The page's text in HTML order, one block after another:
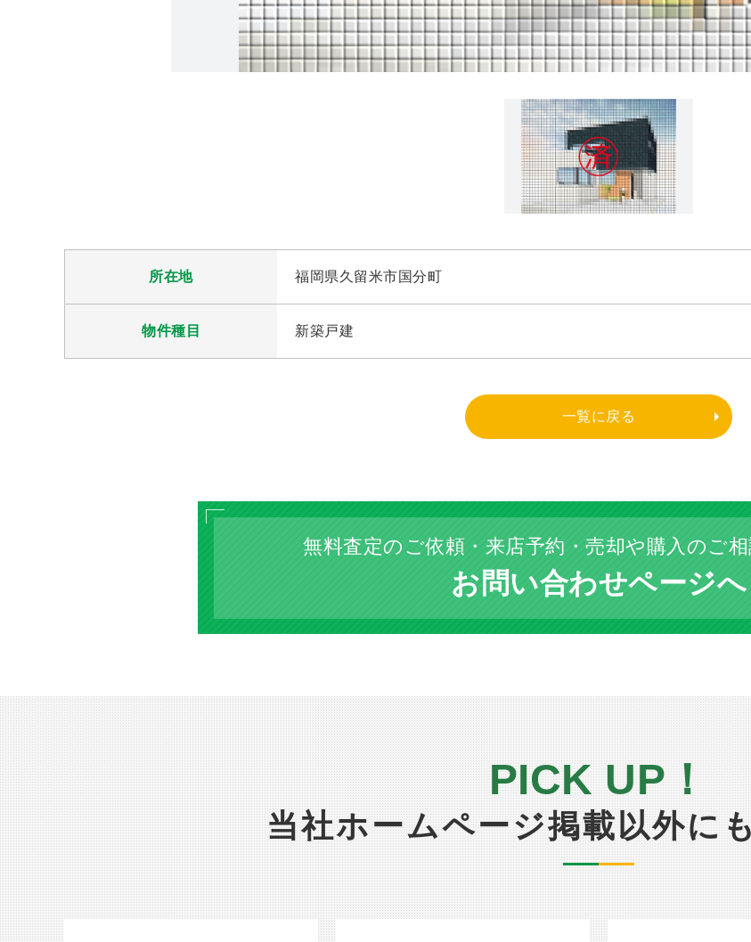
所在地 福岡県久留米市国分町
物件種目 新築戸建
一覧に戻る
無料査定のご依頼・来店予約・売却や購入のご
お問い合わせページへ
PICK UP！
当社ホームページ掲載以外に